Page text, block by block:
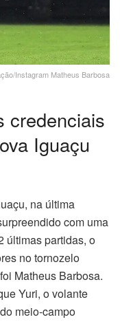
Instagram Matheus Barbosa
credenciais
Iguaçu
na última
com uma
últimas partidas, o
no tornozelo
Matheus Barbosa.
Yuri, o volante
meio-campo